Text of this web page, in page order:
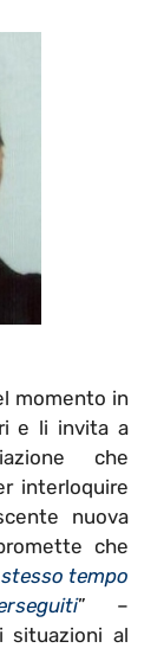
momento in
e li invita a
che
interloquire
nuova
che
tempo
” –
situazioni al